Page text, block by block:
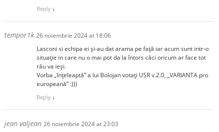
Reply ↓
tempor1k 26 noiembrie 2024 at 18:06
Lasconi si echipa ei și-au dat arama pe față iar acum sunt intr-o
situație in care nu o mai pot da la întors căci oricum ar face tot
rău va ieși.
Vorba „înțeleaptă” a lui Bolojan votați USR v.2.0, „VARIANTA pro
europeană” :)))
Reply ↓
jean valjean 26 noiembrie 2024 at 23:03